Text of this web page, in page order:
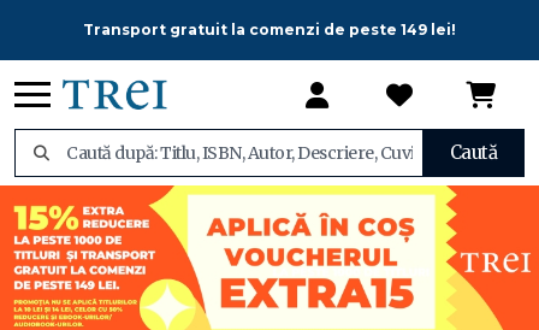
Transport gratuit la comenzi de peste 149 lei!
Caută